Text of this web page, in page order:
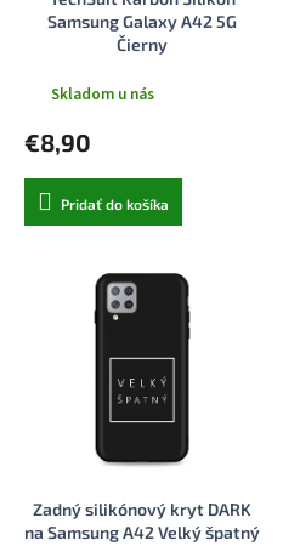
Samsung Galaxy A42 5G
Čierny
Skladom u nás
€8,90
Pridať do košíka
Zadný silikónový kryt DARK
na Samsung A42 Velký špatný